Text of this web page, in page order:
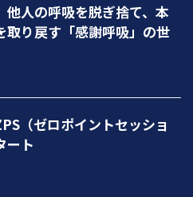
他人の呼吸を脱ぎ捨て、本
取り戻す「感謝呼吸」の世
（ゼロポイントセッショ
ート